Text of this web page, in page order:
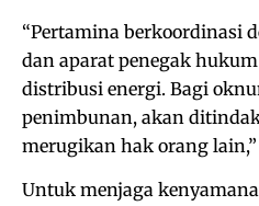
“Pertamina berkoordinasi
dan aparat penegak
distribusi energi. Bagi
penimbunan, akan
merugikan hak orang lain,”
Untuk menjaga